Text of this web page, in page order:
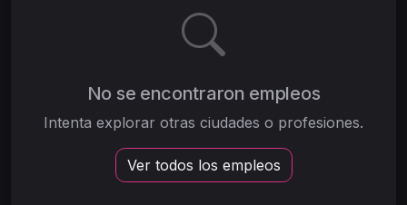
No se encontraron empleos
Intenta explorar otras ciudades o profesiones.
Ver todos los empleos